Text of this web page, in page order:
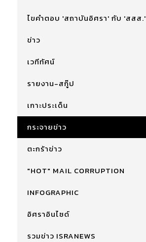
ไขคำตอบ 'สถาบันอิศรา' กับ 'สสส.'
ข่าว
เวทีทัศน์
รายงาน-สกู๊ป
เกาะประเด็น
กระจายข่าว
ตะกร้าข่าว
"HOT" MAIL CORRUPTION
INFOGRAPHIC
อิศราอินไซด์
รวมข่าว ISRANEWS